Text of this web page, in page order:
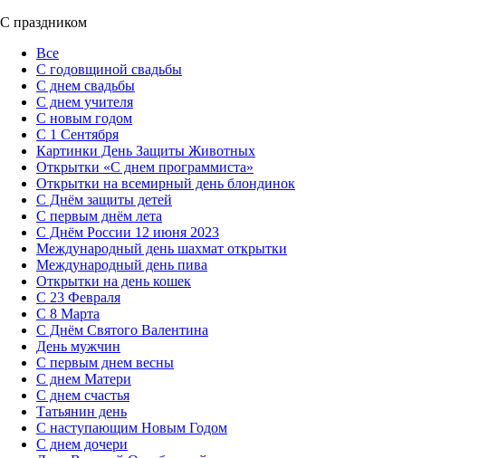
С праздником
Все
С годовщиной свадьбы
С днем свадьбы
С днем учителя
С новым годом
С 1 Сентября
Картинки День Защиты Животных
Открытки «‎С днем программиста»‎
Открытки на всемирный день блондинок
С Днём защиты детей
С первым днём лета
С Днём России 12 июня 2023
Международный день шахмат открытки
Международный день пива
Открытки на день кошек
С 23 Февраля
С 8 Марта
С Днём Святого Валентина
День мужчин
С первым днем весны
С днем Матери
C днем счастья
Татьянин день
C наступающим Новым Годом
C днем дочери